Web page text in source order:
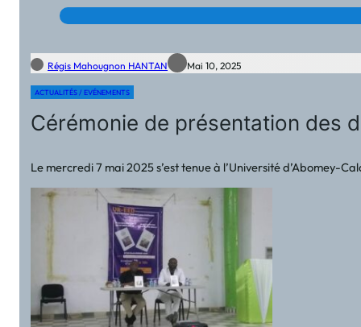
Régis Mahougnon HANTAN Mai 10, 2025
ACTUALITÉS / EVÉNEMENTS
Cérémonie de présentation des
Le mercredi 7 mai 2025 s’est tenue à l’Université d’Abomey-